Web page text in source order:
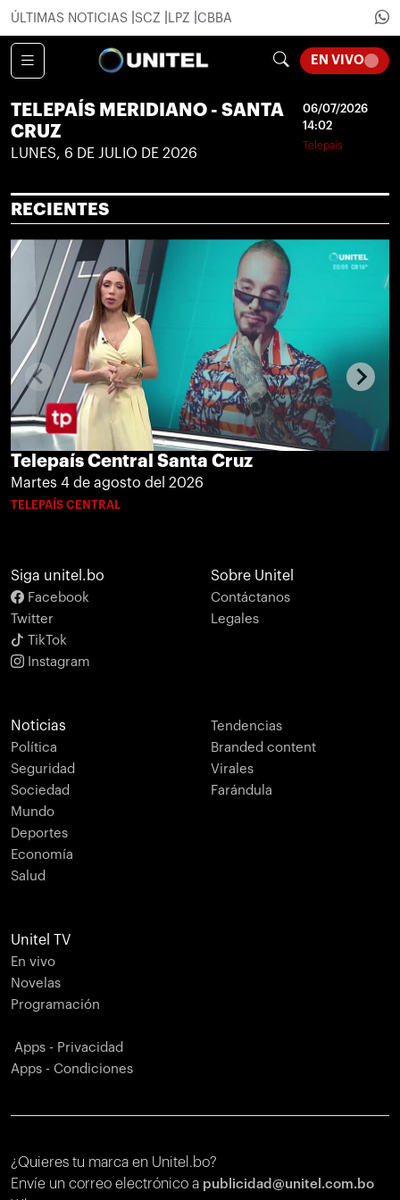
ÚLTIMAS NOTICIAS SCZ LPZ CBBA
EN VIVO
TELEPAÍS MERIDIANO - SANTA
CRUZ
LUNES, 6 DE JULIO DE 2026
06/07/2026
14:02
Telepaís
RECIENTES
Telepaís Central Santa Cruz
Martes 4 de agosto del 2026
TELEPAÍS CENTRAL
Siga unitel.bo
Facebook
Twitter
TikTok
Instagram
Sobre Unitel
Contáctanos
Legales
Noticias
Política
Seguridad
Sociedad
Mundo
Deportes
Economía
Salud
Tendencias
Branded content
Virales
Farándula
Unitel TV
En vivo
Novelas
Programación
Apps - Privacidad
Apps - Condiciones
¿Quieres tu marca en Unitel.bo?
Envíe un correo electrónico a publicidad@unitel.com.bo